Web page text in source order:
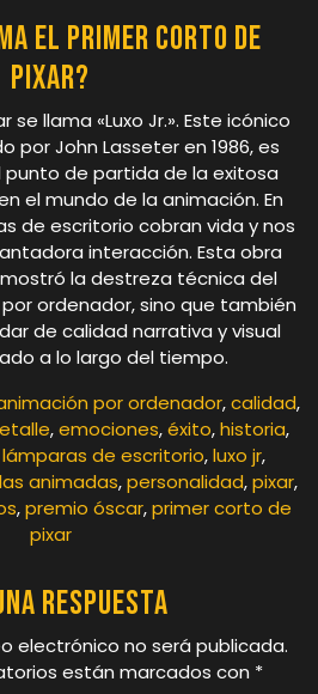
el primer corto de
Pixar?
se llama «Luxo Jr.». Este icónico
por John Lasseter en 1986, es
de partida de la exitosa
el mundo de la animación. En
de escritorio cobran vida y nos
interacción. Esta obra
la destreza técnica del
ordenador, sino que también
de calidad narrativa y visual
a lo largo del tiempo.
por ordenador,calidad,
,emociones,éxito,historia,
lámparas de escritorio,luxo jr,
animadas,personalidad,pixar,
,premio óscar,primer corto de
pixar
respuesta
electrónico no será publicada.
están marcados con *